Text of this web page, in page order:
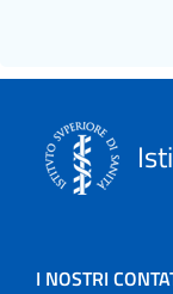
I NOSTRI